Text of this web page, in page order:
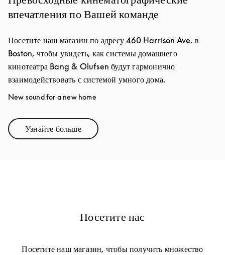
впечатления по Вашей команде
Посетите наш магазин по адресу 460 Harrison Ave. в
Boston, чтобы увидеть, как системы домашнего
кинотеатра Bang & Olufsen будут гармонично
взаимодействовать с системой умного дома.
New sound for a new home
Узнайте большеLink Opens in New Tab
Посетите нас
Посетите наш магазин, чтобы получить множество